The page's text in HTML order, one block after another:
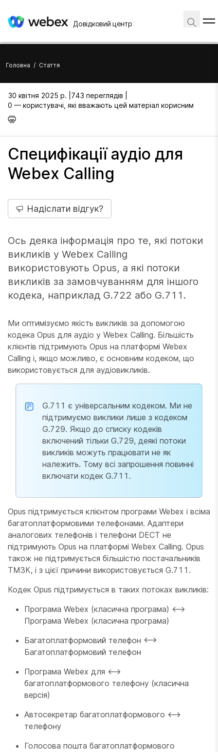
Довідковий центр
Головна / Стаття
30 квітня 2025 р. | 743 переглядів |
0 — користувачі, які вважають цей матеріал корисним
Специфікації аудіо для
Webex Calling
Надіслати відгук?
Ось деяка інформація про те, які потоки
викликів у Webex Calling
використовують Opus, а які потоки
викликів за замовчуванням для іншого
кодека, наприклад G.722 або G.711.
Ми оптимізуємо якість викликів за допомогою
кодека Opus для аудіо у Webex Calling. Більшість
клієнтів підтримують Opus на платформі Webex
Calling і, якщо можливо, є основним кодеком, що
використовується для аудіовикликів.
G.711 є універсальним кодеком. Ми не
підтримуємо виклики лише з кодеком
G.729. Якщо до списку кодеків
включений тільки G.729, деякі потоки
викликів можуть працювати не як
належить. Тому всі запрошення повинні
включати кодек G.711.
Opus підтримується клієнтом програми Webex і всіма
багатоплатформовими телефонами. Адаптери
аналогових телефонів і телефони DECT не
підтримують Opus на платформі Webex Calling. Opus
також не підтримується більшістю постачальників
ТМЗК, і з цієї причини використовується G.711.
Кодек Opus підтримується в таких потоках викликів:
Програма Webex (класична програма) <—>
Програма Webex (класична програма)
Багатоплатформовий телефон <—>
Багатоплатформовий телефон
Програма Webex для <—>
багатоплатформового телефону (класична
версія)
Автосекретар багатоплатформового <—>
телефону
Голосова пошта багатоплатформового